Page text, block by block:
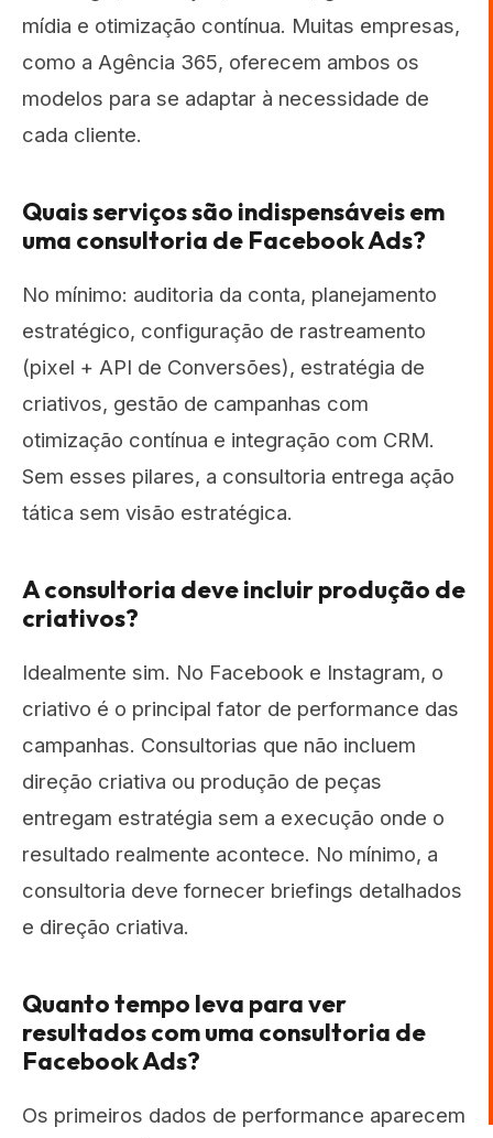
mídia e otimização contínua. Muitas empresas,
como a Agência 365, oferecem ambos os
modelos para se adaptar à necessidade de
cada cliente.
Quais serviços são indispensáveis em
uma consultoria de Facebook Ads?
No mínimo: auditoria da conta, planejamento
estratégico, configuração de rastreamento
(pixel + API de Conversões), estratégia de
criativos, gestão de campanhas com
otimização contínua e integração com CRM.
Sem esses pilares, a consultoria entrega ação
tática sem visão estratégica.
A consultoria deve incluir produção de
criativos?
Idealmente sim. No Facebook e Instagram, o
criativo é o principal fator de performance das
campanhas. Consultorias que não incluem
direção criativa ou produção de peças
entregam estratégia sem a execução onde o
resultado realmente acontece. No mínimo, a
consultoria deve fornecer briefings detalhados
e direção criativa.
Quanto tempo leva para ver
resultados com uma consultoria de
Facebook Ads?
Os primeiros dados de performance aparecem